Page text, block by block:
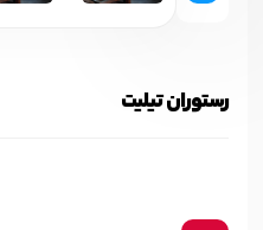
رستوران تیلیت